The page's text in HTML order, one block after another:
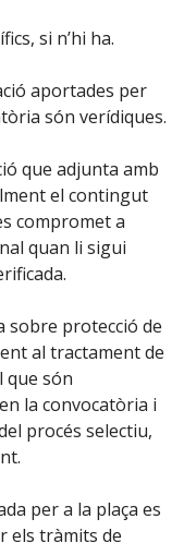
si n’hi ha.
aportades per
són verídiques.
que adjunta amb
el contingut
compromet a
quan li sigui
sobre protecció de
al tractament de
que són
la convocatòria i
procés selectiu,
per a la plaça es
els tràmits de